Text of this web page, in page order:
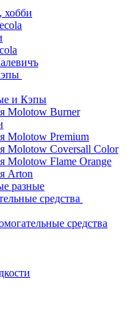
хобби
и Кэпы
Molotow Burner
Molotow Premium
Molotow Coversall Color
Molotow Flame Orange
Arton
разные
средства
средства